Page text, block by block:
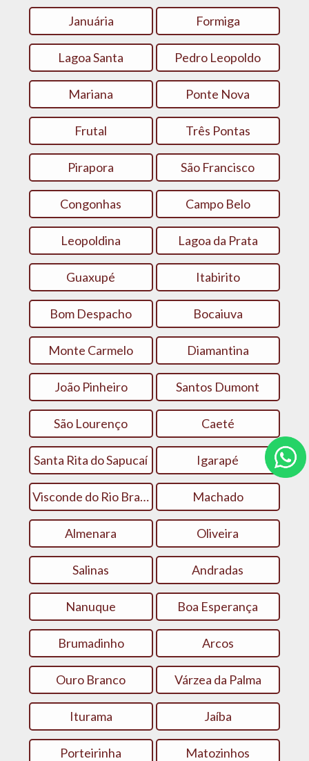
Januária Formiga
Lagoa Santa Pedro Leopoldo
Mariana Ponte Nova
Frutal Três Pontas
Pirapora São Francisco
Congonhas Campo Belo
Leopoldina Lagoa da Prata
Guaxupé Itabirito
Bom Despacho Bocaiuva
Monte Carmelo Diamantina‎
João Pinheiro Santos Dumont
São Lourenço Caeté
Santa Rita do Sapucaí Igarapé
Visconde do Rio Branco Machado
Almenara Oliveira
Salinas Andradas
Nanuque Boa Esperança
Brumadinho Arcos
Ouro Branco Várzea da Palma
Iturama Jaíba
Porteirinha Matozinhos